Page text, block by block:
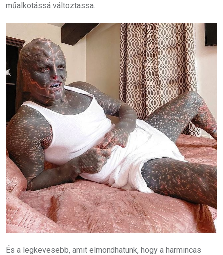
műalkotássá változtassa.
És a legkevesebb, amit elmondhatunk, hogy a harmincas